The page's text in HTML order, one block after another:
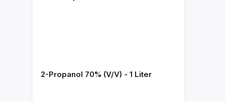
2-Propanol 70% (V/V) - 1 Liter